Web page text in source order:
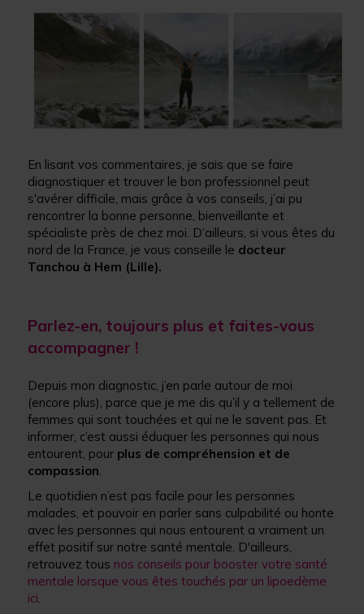
En lisant vos commentaires, je sais que se faire
diagnostiquer et trouver le bon professionnel peut
s'avérer difficile, mais grâce à vos conseils, j’ai pu
rencontrer la bonne personne, bienveillante et
spécialiste près de chez moi. D’ailleurs, si vous êtes du
nord de la France, je vous conseille le docteur
Tanchou à Hem (Lille).
Parlez-en, toujours plus et faites-vous
accompagner !
Depuis mon diagnostic, j’en parle autour de moi
(encore plus), parce que je me dis qu’il y a tellement de
femmes qui sont touchées et qui ne le savent pas. Et
informer, c’est aussi éduquer les personnes qui nous
entourent, pour plus de compréhension et de
compassion
Le quotidien n’est pas facile pour les personnes
malades, et pouvoir en parler sans culpabilité ou honte
avec les personnes qui nous entourent a vraiment un
effet positif sur notre santé mentale. D'ailleurs,
retrouvez tous nos conseils pour booster votre santé
mentale lorsque vous êtes touchés par un lipoedème
ici